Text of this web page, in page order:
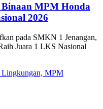
MPM Honda
2026
pada SMKN 1 Jenangan,
Juara 1 LKS Nasional